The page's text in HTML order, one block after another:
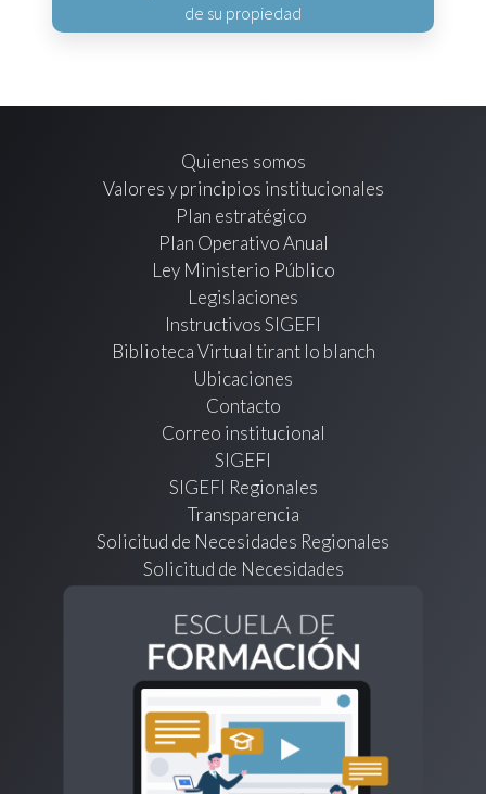
de su propiedad
Quienes somos
Valores y principios institucionales
Plan estratégico
Plan Operativo Anual
Ley Ministerio Público
Legislaciones
Instructivos SIGEFI
Biblioteca Virtual tirant lo blanch
Ubicaciones
Contacto
Correo institucional
SIGEFI
SIGEFI Regionales
Transparencia
Solicitud de Necesidades Regionales
Solicitud de Necesidades